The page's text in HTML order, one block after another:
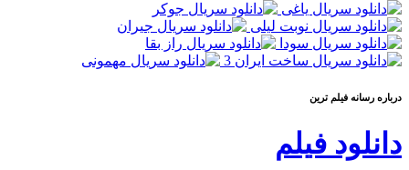
درباره رسانه فيلم ترين
دانلود فیلم